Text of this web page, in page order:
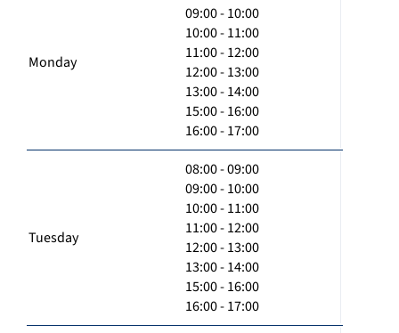
Monday
09:00 - 10:00
10:00 - 11:00
11:00 - 12:00
12:00 - 13:00
13:00 - 14:00
15:00 - 16:00
16:00 - 17:00
Tuesday
08:00 - 09:00
09:00 - 10:00
10:00 - 11:00
11:00 - 12:00
12:00 - 13:00
13:00 - 14:00
15:00 - 16:00
16:00 - 17:00